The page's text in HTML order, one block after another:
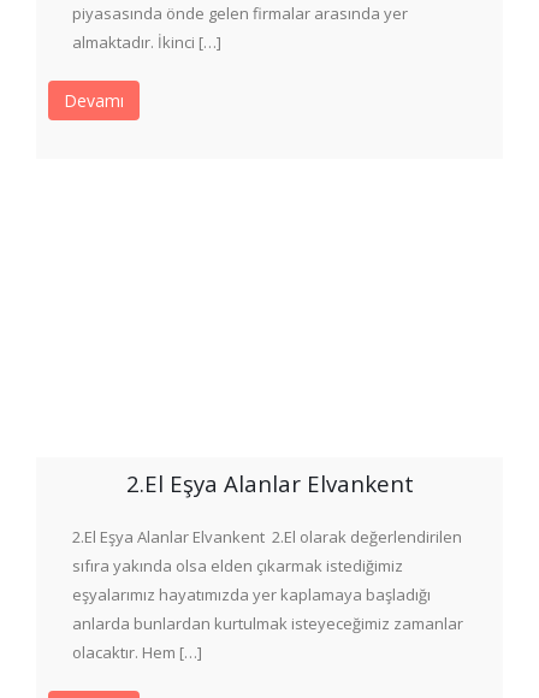
piyasasında önde gelen firmalar arasında yer
almaktadır. İkinci […]
Devamı
2.El Eşya Alanlar Elvankent
2.El Eşya Alanlar Elvankent 2.El olarak değerlendirilen
sıfıra yakında olsa elden çıkarmak istediğimiz
eşyalarımız hayatımızda yer kaplamaya başladığı
anlarda bunlardan kurtulmak isteyeceğimiz zamanlar
olacaktır. Hem […]